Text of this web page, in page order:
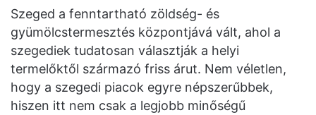
Szeged a fenntartható zöldség- és
gyümölcstermesztés központjává vált, ahol a
szegediek tudatosan választják a helyi
termelőktől származó friss árut. Nem véletlen,
hogy a szegedi piacok egyre népszerűbbek,
hiszen itt nem csak a legjobb minőségű